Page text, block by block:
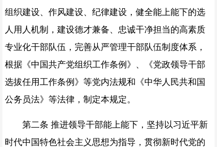
组织建设、作风建设、纪律建设，健全能上能下的选
人用人机制，建设德才兼备、忠诚干净担当的高素质
专业化干部队伍，完善从严管理干部队伍制度体系，
根据《中国共产党组织工作条例》、《党政领导干部
选拔任用工作条例》等党内法规和《中华人民共和 国
公务员法》等法律，制定本规定。
第二条 推进领导干部能上能下，坚持以习近平新
时代中国特色社会主义思想为指导，贯彻新时代党的